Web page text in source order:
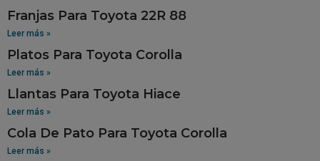
Franjas Para Toyota 22R 88
Leer más »
Platos Para Toyota Corolla
Leer más »
Llantas Para Toyota Hiace
Leer más »
Cola De Pato Para Toyota Corolla
Leer más »